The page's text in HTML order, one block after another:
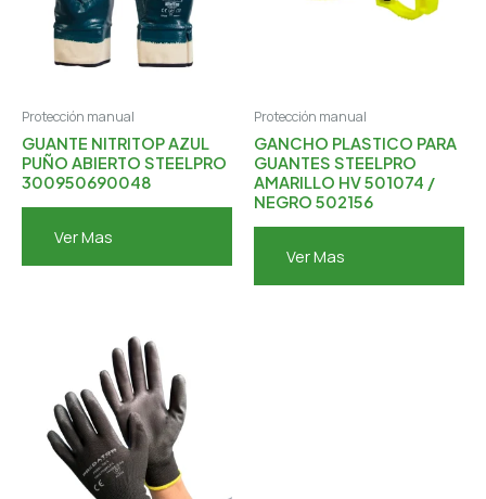
Protección manual
GUANTE NITRITOP AZUL
PUÑO ABIERTO STEELPRO
300950690048
Ver Mas
Protección manual
GANCHO PLASTICO PARA
GUANTES STEELPRO
AMARILLO HV 501074 /
NEGRO 502156
Ver Mas